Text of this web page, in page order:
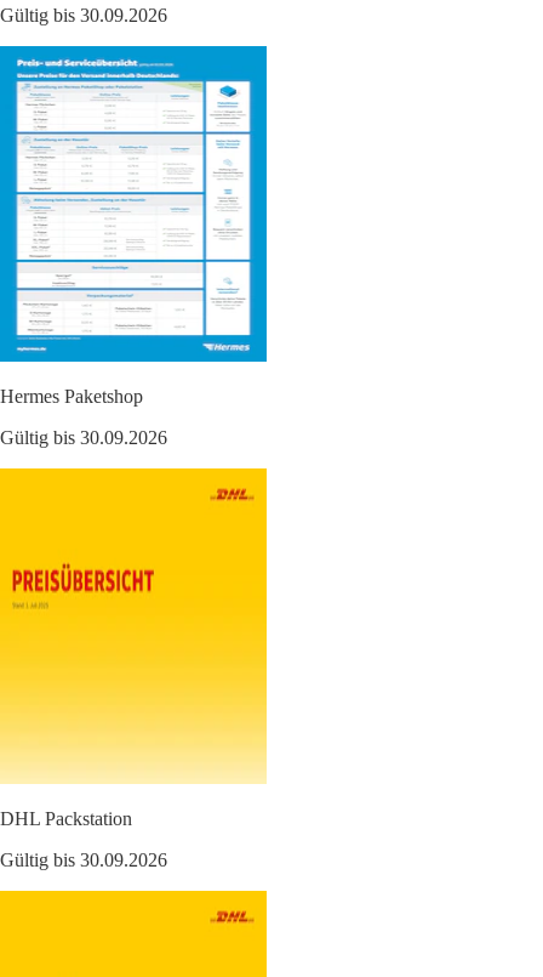
Gültig bis 30.09.2026
Hermes Paketshop
Gültig bis 30.09.2026
DHL Packstation
Gültig bis 30.09.2026